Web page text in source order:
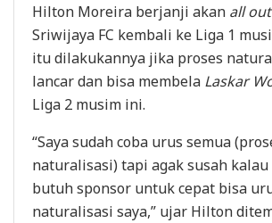
Hilton Moreira berjanji akan all out
Sriwijaya FC kembali ke Liga 1
itu dilakukannya jika proses
lancar dan bisa membela Laskar
Liga 2 musim ini.
“Saya sudah coba urus semua
naturalisasi) tapi agak susah kalau
butuh sponsor untuk cepat bisa
naturalisasi saya,” ujar Hilton